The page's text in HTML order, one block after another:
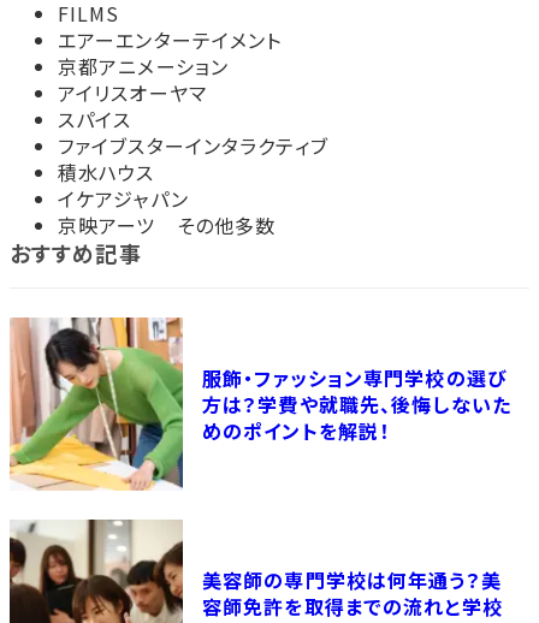
FILMS
エアーエンターテイメント
京都アニメーション
アイリスオーヤマ
スパイス
ファイブスターインタラクティブ
積水ハウス
イケアジャパン
京映アーツ その他多数
おすすめ記事
服飾・ファッション専門学校の選び
方は？学費や就職先、後悔しないた
めのポイントを解説！
美容師の専門学校は何年通う？美
容師免許を取得までの流れと学校